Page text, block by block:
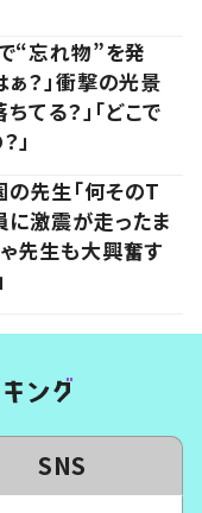
“忘れ物”を発
？」衝撃の光景
ちてる？」「どこで
」
先生「何そのT
に激震が走ったま
先生も大興奮す
SNS